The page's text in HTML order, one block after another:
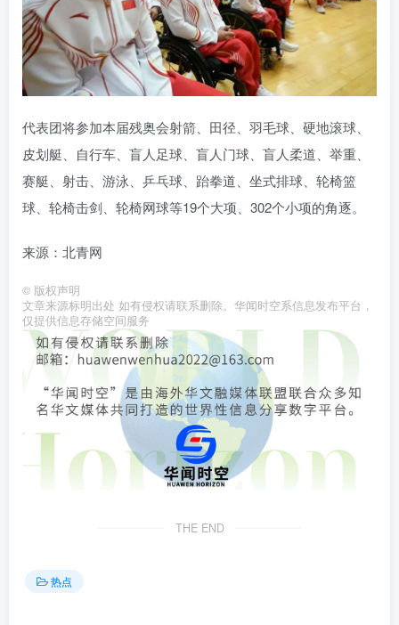
代表团将参加本届残奥会射箭、田径、羽毛球、硬地滚球、
皮划艇、自行车、盲人足球、盲人门球、盲人柔道、举重、
赛艇、射击、游泳、乒乓球、跆拳道、坐式排球、轮椅篮
球、轮椅击剑、轮椅网球等19个大项、302个小项的角逐。
来源：北青网
© 版权声明
文章来源标明出处 如有侵权请联系删除。华闻时空系信息发布平台，
仅提供信息存储空间服务
THE END
热点